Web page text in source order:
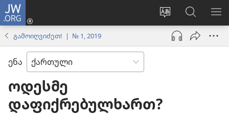
JW.ORG
ვებსაიტის
ენის
შეცვლა
შესვლა
(გაიხსნება
ახალი
ფანჯარა)
ძებნა
JW.ORG
გამოიღვიძეთ! | № 1, 2019
ენა
ოდესმე
დაფიქრებულხართ?